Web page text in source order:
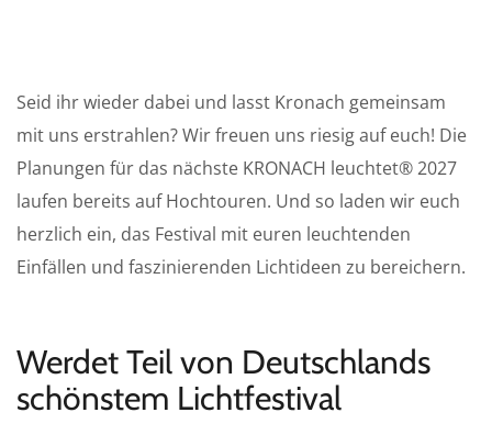
Seid ihr wieder dabei und lasst Kronach gemeinsam
mit uns erstrahlen? Wir freuen uns riesig auf euch! Die
Planungen für das nächste KRONACH leuchtet® 2027
laufen bereits auf Hochtouren. Und so laden wir euch
herzlich ein, das Festival mit euren leuchtenden
Einfällen und faszinierenden Lichtideen zu bereichern.
Werdet Teil von Deutschlands
schönstem Lichtfestival